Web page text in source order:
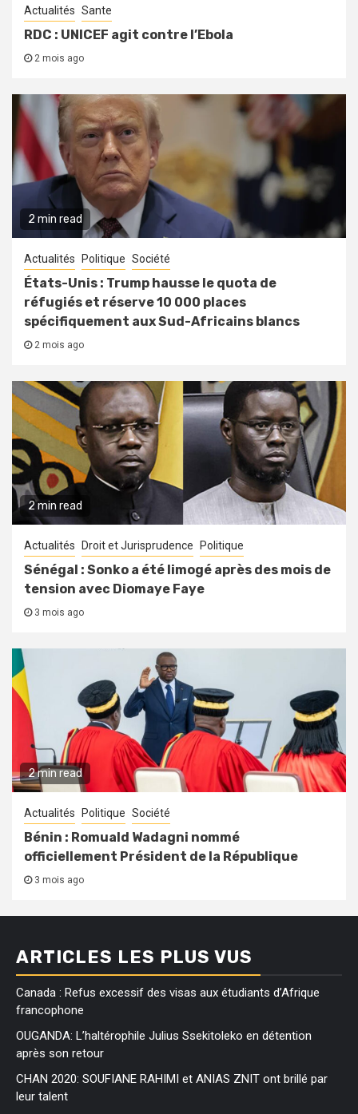
Actualités Sante
RDC : UNICEF agit contre l’Ebola
2 mois ago
2 min read
Actualités Politique Société
États-Unis : Trump hausse le quota de
réfugiés et réserve 10 000 places
spécifiquement aux Sud-Africains blancs
2 mois ago
2 min read
Actualités Droit et Jurisprudence Politique
Sénégal : Sonko a été limogé après des mois de
tension avec Diomaye Faye
3 mois ago
2 min read
Actualités Politique Société
Bénin : Romuald Wadagni nommé
officiellement Président de la République
3 mois ago
ARTICLES LES PLUS VUS
Canada : Refus excessif des visas aux étudiants d’Afrique
francophone
OUGANDA: L’haltérophile Julius Ssekitoleko en détention
après son retour
CHAN 2020: SOUFIANE RAHIMI et ANIAS ZNIT ont brillé par
leur talent